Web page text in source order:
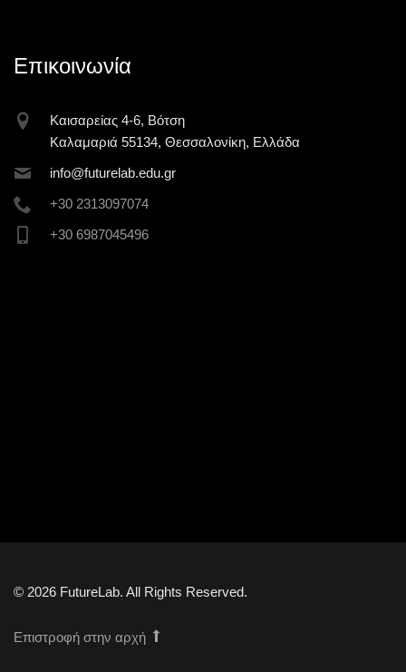
Επικοινωνία
Καισαρείας 4-6, Βότση
Καλαμαριά 55134, Θεσσαλονίκη, Ελλάδα
info@futurelab.edu.gr
+30 2313097074
+30 6987045496
© 2026 FutureLab. All Rights Reserved.
Επιστροφή στην αρχή